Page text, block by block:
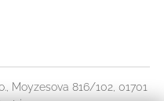
Moyzesova 816/102, 01701